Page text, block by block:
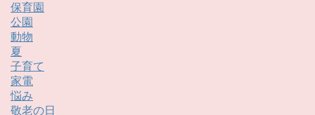
保育園
公園
動物
夏
子育て
家電
悩み
敬老の日